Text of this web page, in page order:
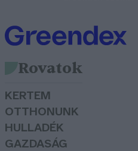
Rovatok
KERTEM
OTTHONUNK
HULLADÉK
GAZDASÁG